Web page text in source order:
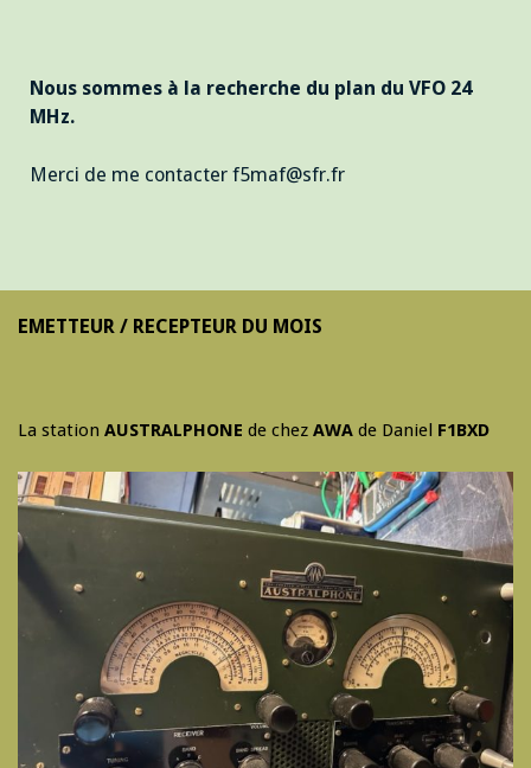
Nous sommes à la recherche du plan du VFO 24
MHz.
Merci de me contacter f5maf@sfr.fr
EMETTEUR / RECEPTEUR DU MOIS
La station AUSTRALPHONE de chez AWA de Daniel F1BXD